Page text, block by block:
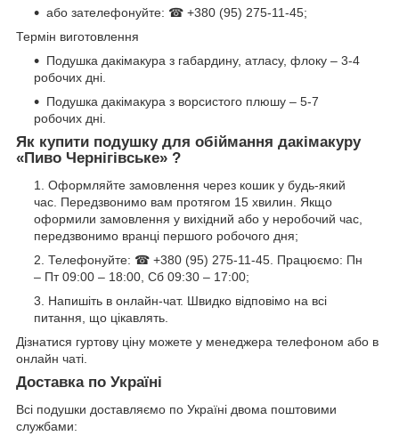
або зателефонуйте: ☎ +380 (95) 275-11-45;
Термін виготовлення
Подушка дакімакура з габардину, атласу, флоку – 3-4
робочих дні.
Подушка дакімакура з ворсистого плюшу – 5-7
робочих дні.
Як купити подушку для обіймання дакімакуру
«Пиво Чернігівське» ?
Оформляйте замовлення через кошик у будь-який
час. Передзвонимо вам протягом 15 хвилин. Якщо
оформили замовлення у вихідний або у неробочий час,
передзвонимо вранці першого робочого дня;
Телефонуйте: ☎ +380 (95) 275-11-45. Працюємо: Пн
– Пт 09:00 – 18:00, Сб 09:30 – 17:00;
Напишіть в онлайн-чат. Швидко відповімо на всі
питання, що цікавлять.
Дізнатися гуртову ціну можете у менеджера телефоном або в
онлайн чаті.
Доставка по Україні
Всі подушки доставляємо по Україні двома поштовими
службами: